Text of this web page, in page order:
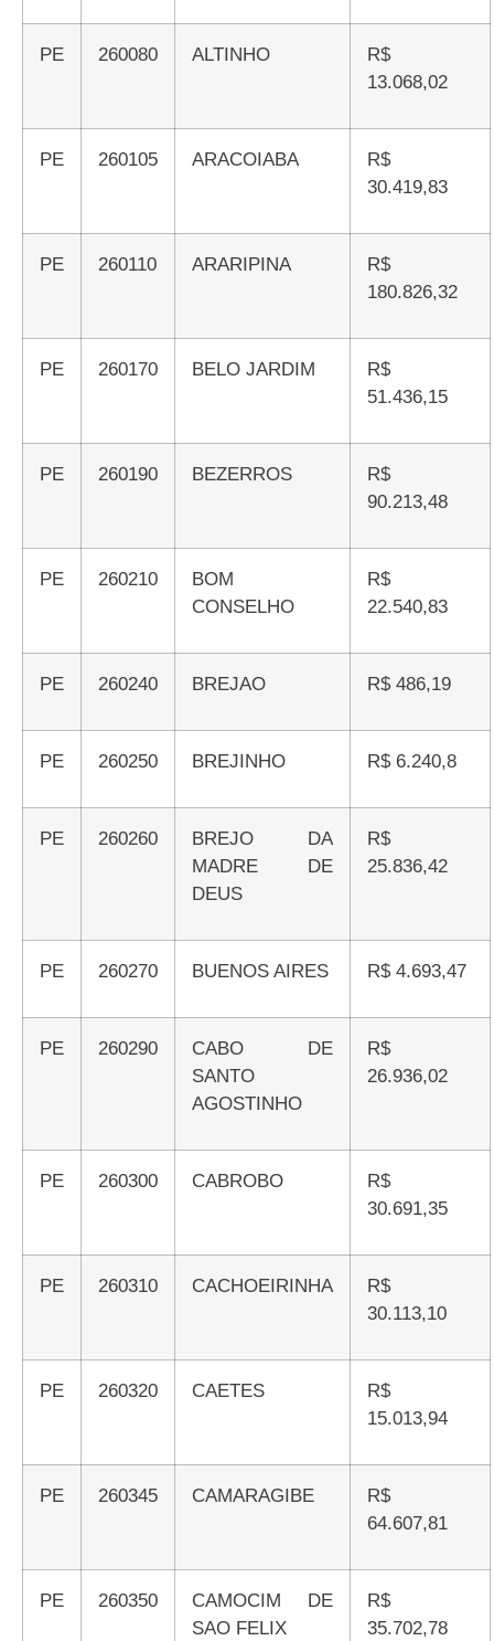
PE 260080 ALTINHO
R$
13.068,02
PE 260105 ARACOIABA
R$
30.419,83
PE 260110 ARARIPINA
R$
180.826,32
PE 260170 BELO JARDIM
R$
51.436,15
PE 260190 BEZERROS
R$
90.213,48
PE 260210
BOM
CONSELHO
R$
22.540,83
PE 260240 BREJAO R$ 486,19
PE 260250 BREJINHO R$ 6.240,8
PE 260260
BREJO DA
MADRE DE
DEUS
R$
25.836,42
PE 260270 BUENOS AIRES R$ 4.693,47
PE 260290
CABO DE
SANTO
AGOSTINHO
R$
26.936,02
PE 260300 CABROBO
R$
30.691,35
PE 260310 CACHOEIRINHA
R$
30.113,10
PE 260320 CAETES
R$
15.013,94
PE 260345 CAMARAGIBE
R$
64.607,81
PE 260350
CAMOCIM DE
SAO FELIX
R$
35.702,78